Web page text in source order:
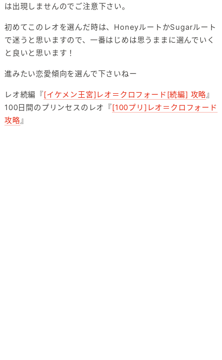
は出現しませんのでご注意下さい。
初めてこのレオを選んだ時は、HoneyルートかSugarルート
で迷うと思いますので、一番はじめは思うままに選んでいく
と良いと思います！
進みたい恋愛傾向を選んで下さいねー
レオ続編『[イケメン王宮]レオ＝クロフォード[続編] 攻略』
100日間のプリンセスのレオ『[100プリ]レオ＝クロフォード
攻略』